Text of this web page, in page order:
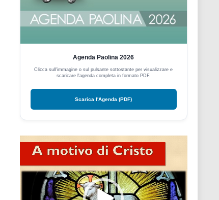
Agenda Paolina 2026
Clicca sull'immagine o sul pulsante sottostante per visualizzare e
scaricare l'agenda completa in formato PDF.
Scarica l'Agenda (PDF)
Video
Player